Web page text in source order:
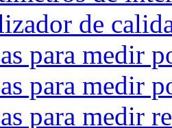
de
para medir
para medir
para medir